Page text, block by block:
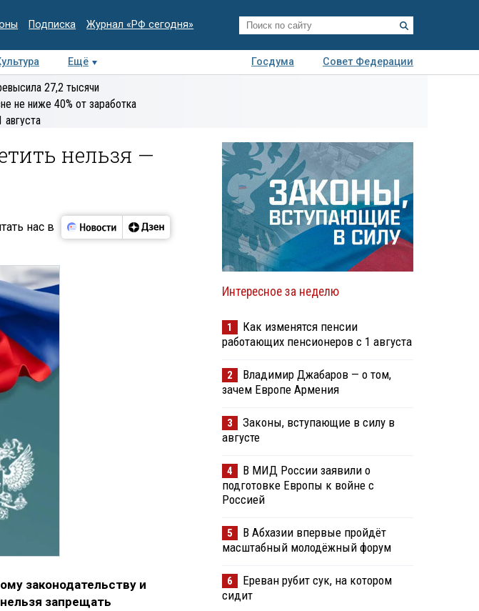
Подписка Журнал «РФ сегодня»
Ещё Госдума
Совет Федерации
Колумнисты
27,2 тысячи
не ниже 40% от заработка
нельзя —
нас в
законодательству и
запрещать
Интересное за неделю
1
Как изменятся пенсии
работающих пенсионеров с 1 августа
2
Владимир Джабаров — о том,
зачем Европе Армения
3
Законы, вступающие в силу в
августе
4
В МИД России заявили о
подготовке Европы к войне с
Россией
5
В Абхазии впервые пройдёт
масштабный молодёжный форум
6
Ереван рубит сук, на котором
сидит